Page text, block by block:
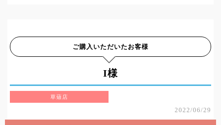
ご購入いただいたお客様
I様
草薙店
2022/06/29